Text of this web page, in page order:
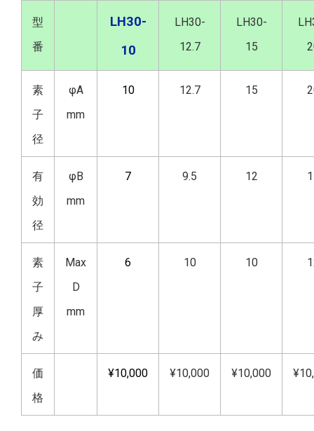
型
番
LH30-
10
LH30-
12.7
LH30-
15
素
子
径
φA
mm
10 12.7 15
有
効
径
φB
mm
7 9.5 12
素
子
厚
み
Max
D
mm
6 10 10
価
格
¥10,000 ¥10,000 ¥10,000